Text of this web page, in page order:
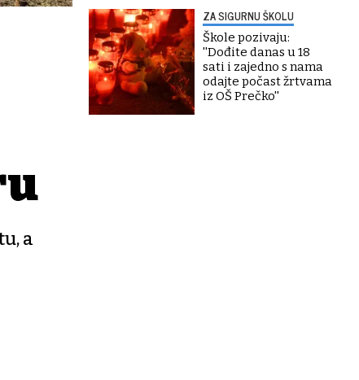
a
ZA SIGURNU ŠKOLU
Škole pozivaju:
''Dođite danas u 18
sati i zajedno s nama
odajte počast žrtvama
iz OŠ Prečko''